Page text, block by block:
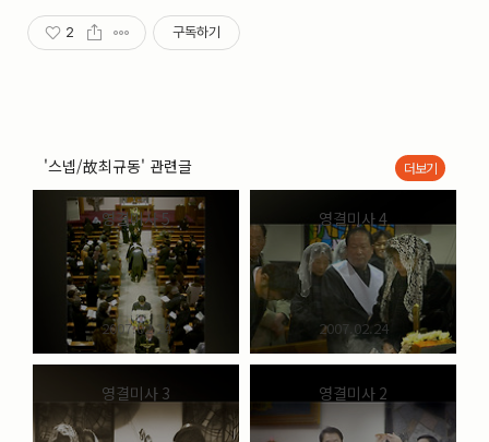
2 구독하기
'스넵/故최규동' 관련글
영결미사 5
2007.02.24
영결미사 4
2007.02.24
영결미사 3 영결미사 2
더보기